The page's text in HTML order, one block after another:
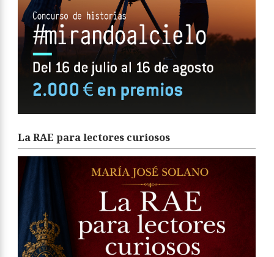
La RAE para lectores curiosos